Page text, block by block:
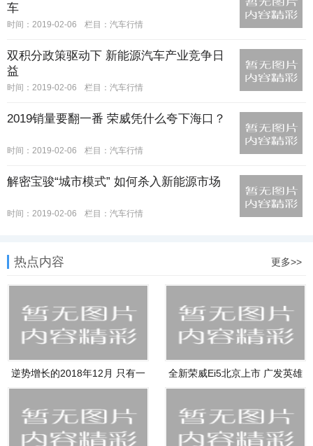
车
时间：2019-02-06 栏目： 汽车行情
双积分政策驱动下 新能源汽车产业竞争日
益
时间：2019-02-06 栏目： 汽车行情
2019销量要翻一番 荣威凭什么夸下海口？
时间：2019-02-06 栏目： 汽车行情
解密宝骏“城市模式” 如何杀入新能源市场
时间：2019-02-06 栏目： 汽车行情
热点内容 更多>>
逆势增长的2018年12月 只有一
全新荣威Ei5北京上市 广发英雄